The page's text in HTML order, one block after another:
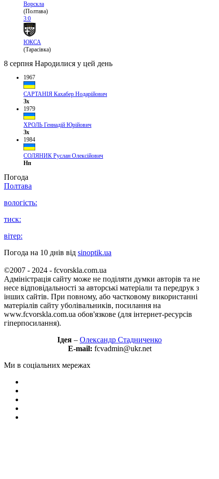
Ворскла
(Полтава)
3:0
ЮКСА
(Тарасівка)
8 серпня Народилися у цей день
1967
САРТАНІЯ Кахабер Нодарійович
Зх
1979
ХРОЛЬ Геннадій Юрійович
Зх
1984
СОЛЯНИК Руслан Олексійович
Нп
Погода
Полтава
вологість:
тиск:
вітер:
Погода на 10 днів від sinoptik.ua
©2007 - 2024 - fcvorskla.com.ua
Адміністрація сайту може не поділяти думки авторів та не
несе відповідальності за авторські матеріали та передрук з
інших сайтів. При повному, або частковому використанні
матеріалів сайту уболівальників, посилання на
www.fcvorskla.com.ua обов'язкове (для інтернет-ресурсів
гіперпосилання).
Ідея – Олександр Стадниченко
E-mail: fcvadmin@ukr.net
Ми в соціальних мережах